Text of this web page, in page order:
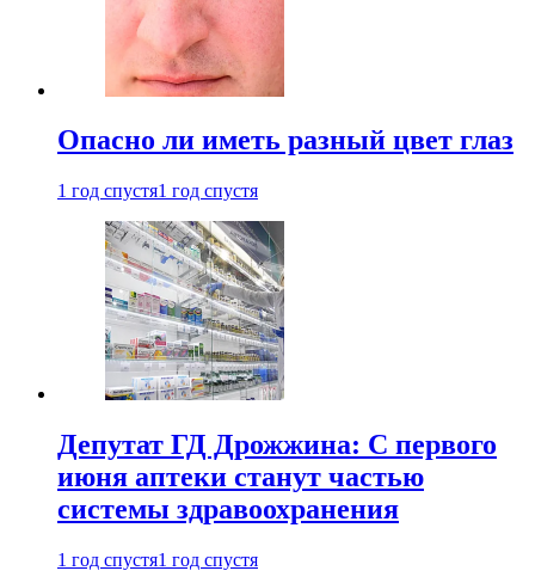
Опасно ли иметь разный цвет глаз
1 год спустя1 год спустя
Депутат ГД Дрожжина: С первого
июня аптеки станут частью
системы здравоохранения
1 год спустя1 год спустя